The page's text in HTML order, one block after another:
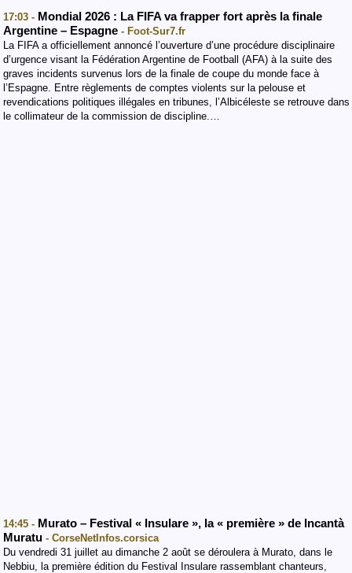
17:03 - Mondial 2026 : La FIFA va frapper fort après la finale
Argentine – Espagne - Foot-Sur7.fr
La FIFA a officiellement annoncé l’ouverture d’une procédure disciplinaire
d’urgence visant la Fédération Argentine de Football (AFA) à la suite des
graves incidents survenus lors de la finale de coupe du monde face à
l’Espagne. Entre règlements de comptes violents sur la pelouse et
revendications politiques illégales en tribunes, l’Albicéleste se retrouve dans
le collimateur de la commission de discipline.…
14:45 - Murato – Festival « Insulare », la « première » de Incantà
Muratu - CorseNetInfos.corsica
Du vendredi 31 juillet au dimanche 2 août se déroulera à Murato, dans le
Nebbiu, la première édition du Festival Insulare rassemblant chanteurs,